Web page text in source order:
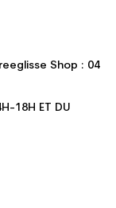
Shop : 04
18H ET DU